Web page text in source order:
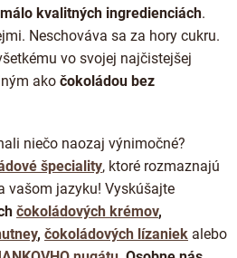
kvalitných ingredienciách.
Neschováva sa za hory cukru.
vo svojej najčistejšej
ako čokoládou bez
niečo naozaj výnimočné?
špeciality, ktoré rozmaznajú
vašom jazyku! Vyskúšajte
čokoládových krémov,
, čokoládových lízaniek alebo